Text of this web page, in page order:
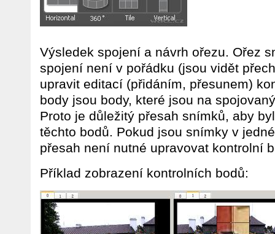
Výsledek spojení a návrh ořezu. Ořez
spojení není v pořádku (jsou vidět
upravit editací (přidáním, přesunem)
body jsou body, které jsou na
Proto je důležitý přesah snímků, aby
těchto bodů. Pokud jsou snímky v
přesah není nutné upravovat kontrolní
Příklad zobrazení kontrolních bodů: